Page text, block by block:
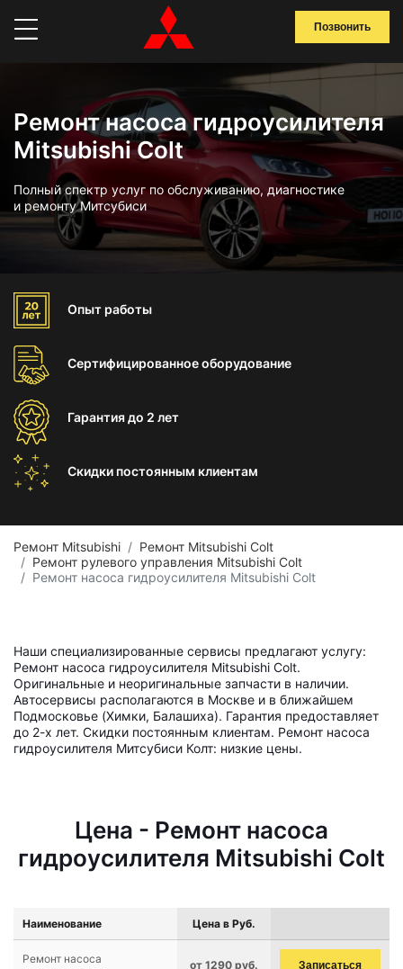
Позвонить
Ремонт насоса гидроусилителя
Mitsubishi Colt
Полный спектр услуг по обслуживанию, диагностике
и ремонту Митсубиси
Опыт работы
Сертифицированноеоборудование
Гарантиядо 2 лет
Скидки постоянным клиентам
Ремонт Mitsubishi
Ремонт Mitsubishi Colt
Ремонт рулевого управления Mitsubishi Colt
Ремонт насоса гидроусилителя Mitsubishi Colt
Наши специализированные сервисы предлагают услугу:
Ремонт насоса гидроусилителя Mitsubishi Colt.
Оригинальные и неоригинальные запчасти в наличии.
Автосервисы располагаются в Москве и в ближайшем
Подмосковье (Химки, Балашиха). Гарантия предоставляет
до 2-х лет. Скидки постоянным клиентам. Ремонт насоса
гидроусилителя Митсубиси Колт: низкие цены.
Цена - Ремонт насоса
гидроусилителя Mitsubishi Colt
Наименование Цена в Руб.
Ремонт насоса
от 1290 руб. Записаться